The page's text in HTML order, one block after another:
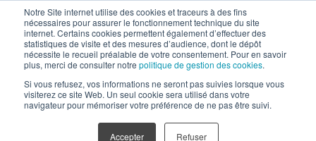
Notre Site internet utilise des cookies et traceurs à des fins
nécessaires pour assurer le fonctionnement technique du site
internet. Certains cookies permettent également d’effectuer des
statistiques de visite et des mesures d’audience, dont le dépôt
nécessite le recueil préalable de votre consentement. Pour en savoir
plus, merci de consulter notre politique de gestion des cookies.
Si vous refusez, vos informations ne seront pas suivies lorsque vous
visiterez ce site Web. Un seul cookie sera utilisé dans votre
navigateur pour mémoriser votre préférence de ne pas être suivi.
Accepter Refuser